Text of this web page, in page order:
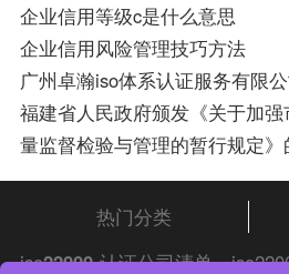
企业信用等级c是什么意思
企业信用风险管理技巧方法
广州卓瀚iso体系认证服务有限
福建省人民政府颁发《关于加
量监督检验与管理的暂行规定》
热门分类
iso22000 认证公司清单，